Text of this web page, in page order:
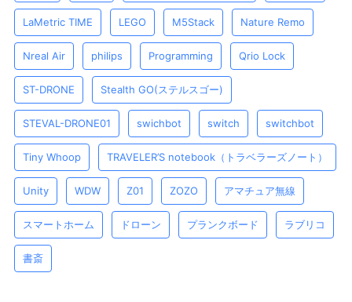
LaMetric TIME LEGO M5Stack Nature Remo
Nreal Air philips Programming Qrio Lock
ST-DRONE Stealth GO(ステルスゴー)
STEVAL-DRONE01 swichbot switch switchbot
Tiny Whoop TRAVELER’S notebook（トラベラーズノート）
Unity WDW Z01 ZOZO アマチュア無線
スマートホーム ドローン プランクボード ラブリコ
書斎